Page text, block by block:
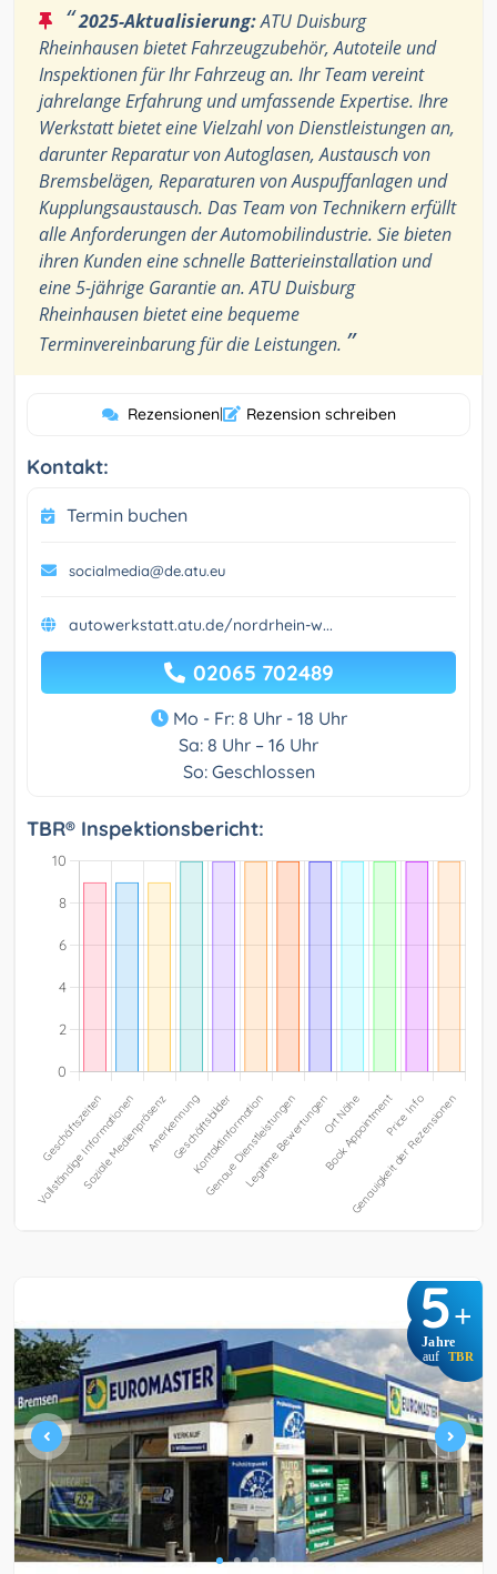
“2025-Aktualisierung:ATU Duisburg
Rheinhausen bietet Fahrzeugzubehör, Autoteile und
Inspektionen für Ihr Fahrzeug an. Ihr Team vereint
jahrelange Erfahrung und umfassende Expertise. Ihre
Werkstatt bietet eine Vielzahl von Dienstleistungen an,
darunter Reparatur von Autoglasen, Austausch von
Bremsbelägen, Reparaturen von Auspuffanlagen und
Kupplungsaustausch. Das Team von Technikern erfüllt
alle Anforderungen der Automobilindustrie. Sie bieten
ihren Kunden eine schnelle Batterieinstallation und
eine 5-jährige Garantie an. ATU Duisburg
Rheinhausen bietet eine bequeme
Terminvereinbarung für die Leistungen. ”
Rezensionen| Rezension schreiben
Kontakt:
Termin buchen
socialmedia@de.atu.eu
autowerkstatt.atu.de/nordrhein-w...
02065 702489
Mo - Fr: 8 Uhr - 18 Uhr
Sa: 8 Uhr – 16 Uhr
So: Geschlossen
TBR® Inspektionsbericht:
5+
Jahre
auf TBR